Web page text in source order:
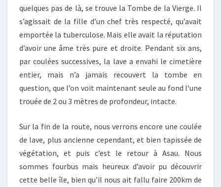
quelques pas de là, se trouve la Tombe de la Vierge. Il
s’agissait de la fille d’un chef très respecté, qu’avait
emportée la tuberculose. Mais elle avait la réputation
d’avoir une âme très pure et droite. Pendant six ans,
par coulées successives, la lave a envahi le cimetière
entier, mais n’a jamais recouvert la tombe en
question, que l’on voit maintenant seule au fond l‘une
trouée de 2 ou 3 mètres de profondeur, intacte.
Sur la fin de la route, nous verrons encore une coulée
de lave, plus ancienne cependant, et bien tapissée de
végétation, et puis c’est le retour à Asau. Nous
sommes fourbus mais heureux d’avoir pu découvrir
cette belle île, bien qu’il nous ait fallu faire 200km de